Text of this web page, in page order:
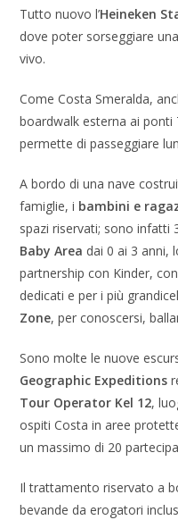
Tutto nuovo l’Heineken
dove poter sorseggiare
vivo.
Come Costa Smeralda,
boardwalk esterna ai ponti
permette di passeggiare
A bordo di una nave
famiglie, i bambini e
spazi riservati; sono infatti
Baby Area dai 0 ai 3 anni,
partnership con Kinder,
dedicati e per i più
Zone, per conoscersi,
Sono molte le nuove
Geographic Expeditions
Tour Operator Kel 12,
ospiti Costa in aree
un massimo di 20
Il trattamento riservato a
bevande da erogatori